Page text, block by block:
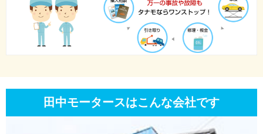
田中モータースはこんな会社です